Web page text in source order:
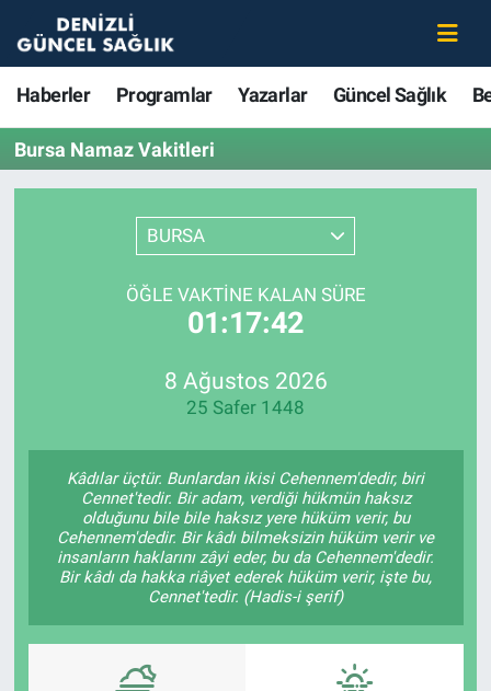
Haberler Programlar Yazarlar Güncel Sağlık
Bursa Namaz Vakitleri
BURSA
ÖĞLE VAKTINE KALAN SÜRE
01:17:42
8 Ağustos 2026
25 Safer 1448
Kâdılar üçtür. Bunlardan ikisi Cehennem'dedir, biri
Cennet'tedir. Bir adam, verdiği hükmün haksız
olduğunu bile bile haksız yere hüküm verir, bu
Cehennem'dedir. Bir kâdı bilmeksizin hüküm verir ve
insanların haklarını zâyi eder, bu da Cehennem'dedir.
Bir kâdı da hakka riâyet ederek hüküm verir, işte bu,
Cennet'tedir. (Hadis-i şerif)
Haberler
Programlar
Yazarlar
Güncel Sağlık
Beslenme
Estetik ve Güzellik
Merkezefendi Nöbetçi Eczaneler
Merkezefendi Hava Durumu
Merkezefendi Trafik Yoğunluk Haritası
Süper Lig Puan Durumu ve Fikstür
Tüm Manşetler